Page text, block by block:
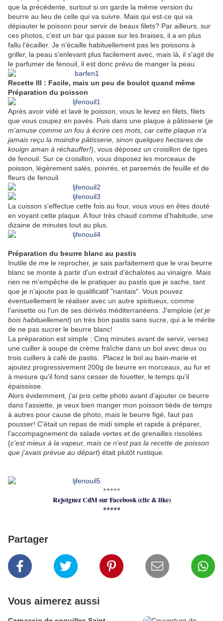
que la précédente, surtout si on garde la même version du
beurre au lieu de celle qui va suivre. Mais qui est-ce qui va
dépiauter le poisson pour servir de beaux filets? Par ailleurs, sur
ces photos, c'est un bar qui passe sur les braises, il a en plus
fallu l'écailler. Je n'écaille habituellement pas les poissons à
griller, la peau s'enlevant plus facilement avec, mais là, il s'agit de
le parfumer de fenouil, il est donc prévu de manger la peau.
Recette III : Facile, mais un peu de boulot quand même
Préparation du poisson
Après avoir vidé et lavé le poisson, vous le levez en filets, filets
que vous coupez en pavés. Puis dans une plaque à pâtisserie (je
m'amuse comme un fou à écrire ces mots, car cette plaque n'a
jamais reçu la moindre pâtisserie, sinon quelques hectares de
kouign aman à réchauffer!), vous déposez un croisillon de tiges
de fenouil. Sur ce croisillon, vous disposez les morceaux de
poisson, légèrement salés, poivrés, et parsemés de feuille et de
fleurs de fenouil.
La cuisson s'effectue cette fois au four, vous vous en êtes douté
en voyant cette plaque. A four très chaud comme d'habitude, une
dizaine de minutes tout au plus.
Préparation du beurre blanc au pastis
Inutile de me le reprocher, je sais parfaitement que le vrai beurre
blanc se monte à partir d'un extrait d'échalotes au vinaigre. Mais
rien ne m'empêche de le pratiquer au pastis que je sache, tant
que je n'ajoute pas le qualificatif "nantais". Vous pouvez
éventuellement le réaliser avec un autre spiritueux, comme
l'anisette ou l'un de ses dérivés méditerranéens. J'emploie (et je
bois habituellement) un très bon pastis sans sucre, qui a le mérite
de ne pas sucrer le beurre blanc!
La préparation est simple : Cinq minutes avant de servir, versez
une cuiller à soupe de crème fraîche dans un bol avec deux ou
trois cuillers à café de pastis. Placez le bol au bain-marie et
ajoutez progressivement 200g de beurre en morceaux, au fur et
à mesure qu’il fond sans cesser de fouetter, le temps qu'il
épaississe.
Alors évidemment, j'ai pris cette photo avant d'ajouter ce beurre
dans l'assiette, je veux bien manger mon poisson tiède de temps
à autres pour cause de photo, mais le beurre figé, faut pas
pousser! C'était un repas de midi simple et rapide à préparer,
l'accompagnement de salade vertes et de grenailles rissolées
(c'est mieux à la vapeur, mais ce n'est pas la recette de poisson
que j'avais prévue au départ) était plutôt rustique.
*****
Rejoignez CdM sur Facebook (clic & like)
*****
Partager
Vous aimerez aussi